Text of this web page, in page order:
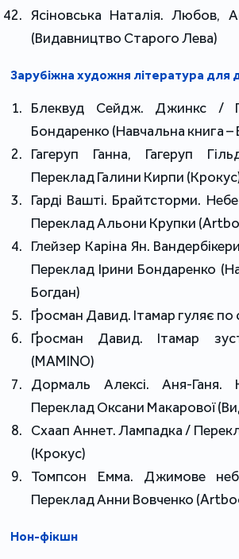
Ясіновська Наталія. Любов,
(Видавництво Старого Лева)
Зарубіжна художня література для
Блеквуд Сейдж. Джинкс /
Бондаренко (Навчальна книга –
Гагеруп Ганна, Гагеруп
Переклад Галини Кирпи
Гарді Вашті. Брайтсторми.
Переклад Альони Крупки
Глейзер Каріна Ян.
Переклад Ірини Бондаренко
Богдан)
Ґросман Давид. Ітамар гуляє по
Ґросман Давид. Ітамар
(MAMINO)
Дормаль Алексі. Аня-Ганя.
Переклад Оксани Макарової
Схаап Аннет. Лампадка /
(Крокус)
Томпсон Емма. Джимове
Переклад Анни Вовченко
Нон-фікшн